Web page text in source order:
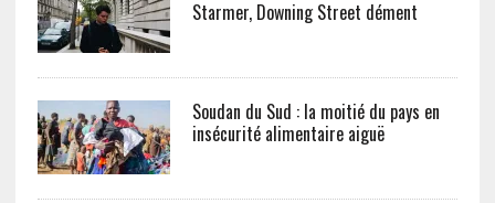
Starmer, Downing Street dément
Soudan du Sud : la moitié du pays en
insécurité alimentaire aiguë